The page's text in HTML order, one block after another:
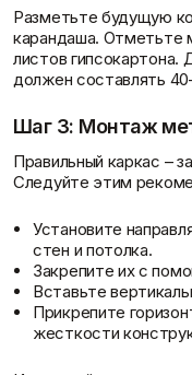
Статьи
Отзывы
Разметьте будущую
карандаша. Отметьте
листов
должен составлять
Шаг 3: Монтаж
Правильный каркас –
Следуйте этим
Установите
стен и потолка.
Закрепите их с
Вставьте
Прикрепите
жесткости